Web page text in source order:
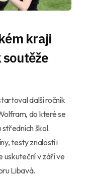
kraji
další ročník
do které se
středních škol.
testy znalostí i
uskuteční v září ve
Libavá.